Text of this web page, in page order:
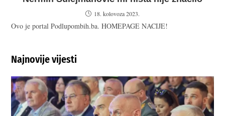
18. kolovoza 2023.
Ovo je portal Podlupombih.ba. HOMEPAGE NACIJE!
Najnovije vijesti